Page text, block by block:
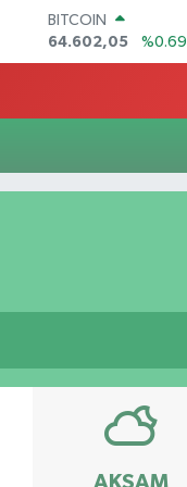
BITCOIN
64.602,05
%0.69
DOLAR
64,2438
%0.21
GRAM ALTIN